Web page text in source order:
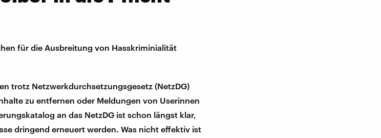
für die Ausbreitung von Hasskriminialität
trotz Netzwerkdurchsetzungsgesetz (NetzDG)
zu entfernen oder Meldungen von Userinnen
an das NetzDG ist schon längst klar,
dringend erneuert werden. Was nicht effektiv ist